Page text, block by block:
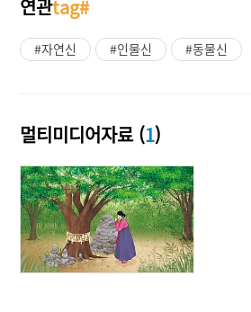
연관tag#
#자연신 #인물신 #동물신
멀티미디어자료 (1)